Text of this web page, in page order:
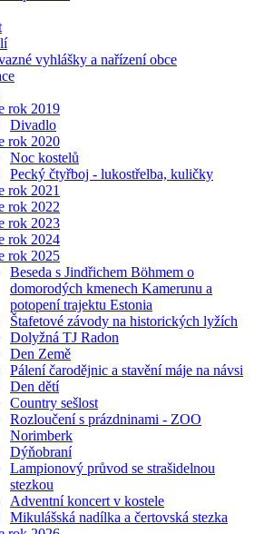
vyhlášky a nařízení obce
rok 2019
Divadlo
rok 2020
Noc kostelů
Pecký čtyřboj - lukostřelba, kuličky
rok 2021
rok 2022
rok 2023
rok 2024
rok 2025
Beseda s Jindřichem Böhmem o
domorodých kmenech Kamerunu a
potopení trajektu Estonia
Štafetové závody na historických lyžích
Dolyžná TJ Radon
Den Země
Pálení čarodějnic a stavění máje na návsi
Den dětí
Country sešlost
Rozloučení s prázdninami - ZOO
Norimberk
Dýňobraní
Lampionový průvod se strašidelnou
stezkou
Adventní koncert v kostele
Mikulášská nadílka a čertovská stezka